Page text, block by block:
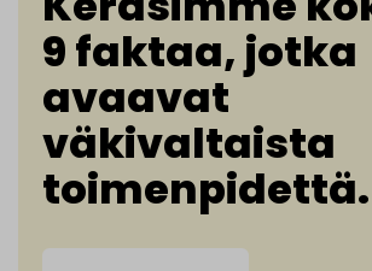
9 faktaa, jotka
avaavat
väkivaltaista
toimenpidettä.